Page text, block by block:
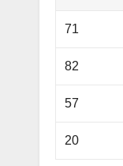
71
82
57
20